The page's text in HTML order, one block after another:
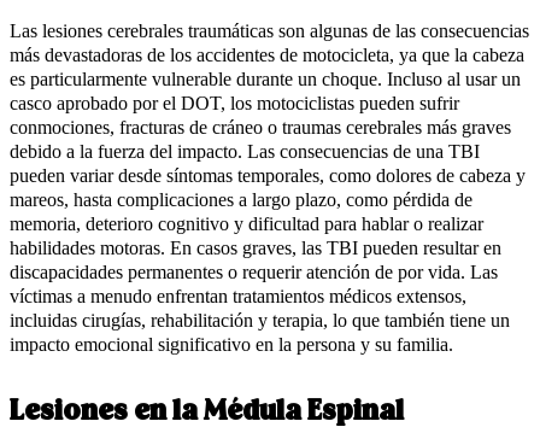
Las lesiones cerebrales traumáticas son algunas de las consecuencias
más devastadoras de los accidentes de motocicleta, ya que la cabeza
es particularmente vulnerable durante un choque. Incluso al usar un
casco aprobado por el DOT, los motociclistas pueden sufrir
conmociones, fracturas de cráneo o traumas cerebrales más graves
debido a la fuerza del impacto. Las consecuencias de una TBI
pueden variar desde síntomas temporales, como dolores de cabeza y
mareos, hasta complicaciones a largo plazo, como pérdida de
memoria, deterioro cognitivo y dificultad para hablar o realizar
habilidades motoras. En casos graves, las TBI pueden resultar en
discapacidades permanentes o requerir atención de por vida. Las
víctimas a menudo enfrentan tratamientos médicos extensos,
incluidas cirugías, rehabilitación y terapia, lo que también tiene un
impacto emocional significativo en la persona y su familia.
Lesiones en la Médula Espinal